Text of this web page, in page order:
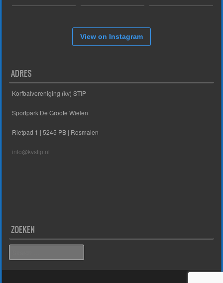
View on Instagram
ADRES
Korfbalvereniging (kv) STIP
Sportpark De Groote Wielen
Rietpad 1 | 5245 PB | Rosmalen
info@kvstip.nl
ZOEKEN